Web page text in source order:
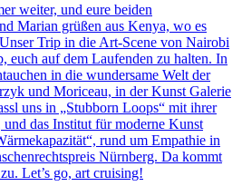
weiter, und eure beiden
Marian grüßen aus Kenya, wo es
Trip in die Art-Scene von Nairobi
euch auf dem Laufenden zu halten. In
in die wundersame Welt der
und Moriceau, in der Kunst Galerie
uns in „Stubborn Loops“ mit ihrer
das Institut für moderne Kunst
rund um Empathie in
Nürnberg. Da kommt
Let’s go, art cruising!